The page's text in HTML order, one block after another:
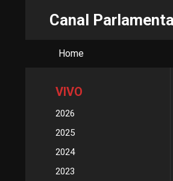
Canal
Home
VIVO
2026
2025
2024
2023